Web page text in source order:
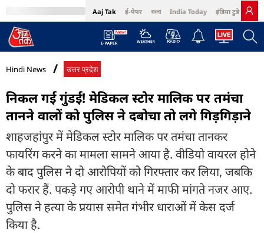
Aaj Tak ई-पेपर বাংলা India Today इंडिया टुडे हिंदी
MumbaiTak Cosmopolitan Harper's Bazaar Northeast
Hindi News उत्तर प्रदेश
निकल गई गुंडई! मेडिकल स्टोर मालिक पर तमंचा
तानने वालों को पुलिस ने दबोचा तो लगे गिड़गिड़ाने
शाहजहांपुर में मेडिकल स्टोर मालिक पर तमंचा तानकर
फायरिंग करने का मामला सामने आया है. वीडियो वायरल होने
के बाद पुलिस ने दो आरोपियों को गिरफ्तार कर लिया, जबकि
दो फरार हैं. पकड़े गए आरोपी थाने में माफी मांगते नजर आए.
पुलिस ने हत्या के प्रयास समेत गंभीर धाराओं में केस दर्ज
किया है.